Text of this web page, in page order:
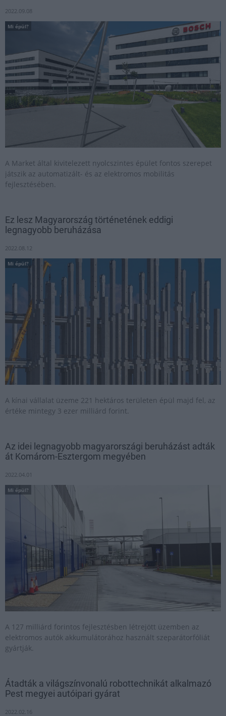
2022.09.08
Mi épül?
A Market által kivitelezett nyolcszintes épület fontos szerepet
játszik az automatizált- és az elektromos mobilitás
fejlesztésében.
Ez lesz Magyarország történetének eddigi
legnagyobb beruházása
2022.08.12
Mi épül?
A kínai vállalat üzeme 221 hektáros területen épül majd fel, az
értéke mintegy 3 ezer milliárd forint.
Az idei legnagyobb magyarországi beruházást adták
át Komárom-Esztergom megyében
2022.04.01
Mi épül?
A 127 milliárd forintos fejlesztésben létrejött üzemben az
elektromos autók akkumulátorához használt szeparátorfóliát
gyártják.
Átadták a világszínvonalú robottechnikát alkalmazó
Pest megyei autóipari gyárat
2022.02.16